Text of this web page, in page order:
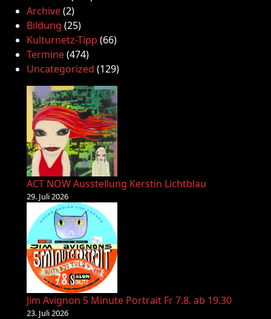
Archive(2)
Bildung (25)
Kulturnetz-Tipp (66)
Termine(474)
Uncategorized (129)
ACT NOW Ausstellung Kerstin Lichtblau
29. Juli 2026
Jim Avignon 5 Minute Portrait Fr 7.8. ab 19.30
23. Juli 2026